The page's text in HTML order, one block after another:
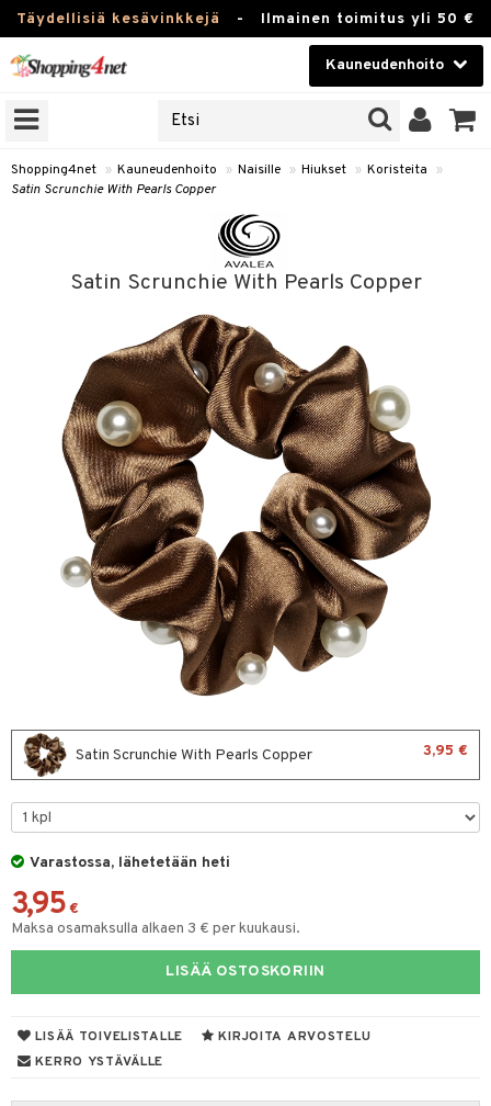
Täydellisiä kesävinkkejä - Ilmainen toimitus yli 50 €
Kauneudenhoito
Kauneudenhoito
Piilolinssit
Fitness
Koti & Sisustus
Lelut, Lapsi & Vauva
Tuotemerkkejä
Kampanjat
Shopping4net » Kauneudenhoito » Naisille » Hiukset » Koristeita
»
Satin Scrunchie With Pearls Copper
Satin Scrunchie With Pearls Copper
Satin Scrunchie With Pearls Copper 3,95 €
Varastossa, lähetetään heti
3,95 €
Maksa osamaksulla alkaen 3 € per kuukausi.
LISÄÄ OSTOSKORIIN
LISÄÄ TOIVELISTALLE
KIRJOITA ARVOSTELU
KERRO YSTÄVÄLLE
/ Kammat
& Antifrizz
tuotteet
& Geeli
hoito
Lapset